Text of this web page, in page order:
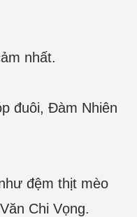
nhất.
đuôi, Đàm Nhiên
đệm thịt mèo
Chi Vọng.